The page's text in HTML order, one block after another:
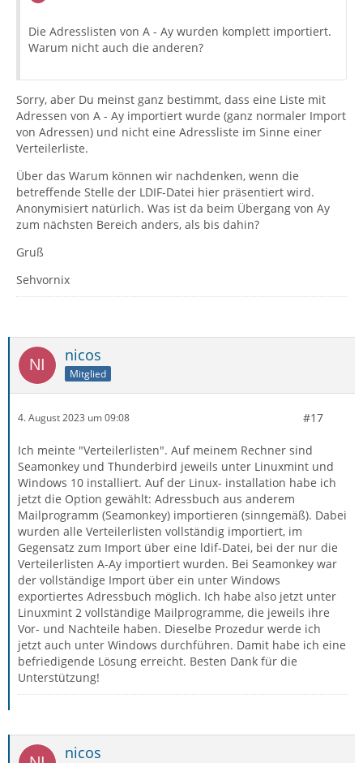
Die Adresslisten von A - Ay wurden komplett importiert.
Warum nicht auch die anderen?
Sorry, aber Du meinst ganz bestimmt, dass eine Liste mit
Adressen von A - Ay importiert wurde (ganz normaler Import
von Adressen) und nicht eine Adressliste im Sinne einer
Verteilerliste.
Über das Warum können wir nachdenken, wenn die
betreffende Stelle der LDIF-Datei hier präsentiert wird.
Anonymisiert natürlich. Was ist da beim Übergang von Ay
zum nächsten Bereich anders, als bis dahin?
Gruß
Sehvornix
nicos
Mitglied
4. August 2023 um 09:08 #17
Ich meinte "Verteilerlisten". Auf meinem Rechner sind
Seamonkey und Thunderbird jeweils unter Linuxmint und
Windows 10 installiert. Auf der Linux- installation habe ich
jetzt die Option gewählt: Adressbuch aus anderem
Mailprogramm (Seamonkey) importieren (sinngemäß). Dabei
wurden alle Verteilerlisten vollständig importiert, im
Gegensatz zum Import über eine ldif-Datei, bei der nur die
Verteilerlisten A-Ay importiert wurden. Bei Seamonkey war
der vollständige Import über ein unter Windows
exportiertes Adressbuch möglich. Ich habe also jetzt unter
Linuxmint 2 vollständige Mailprogramme, die jeweils ihre
Vor- und Nachteile haben. Dieselbe Prozedur werde ich
jetzt auch unter Windows durchführen. Damit habe ich eine
befriedigende Lösung erreicht. Besten Dank für die
Unterstützung!
nicos